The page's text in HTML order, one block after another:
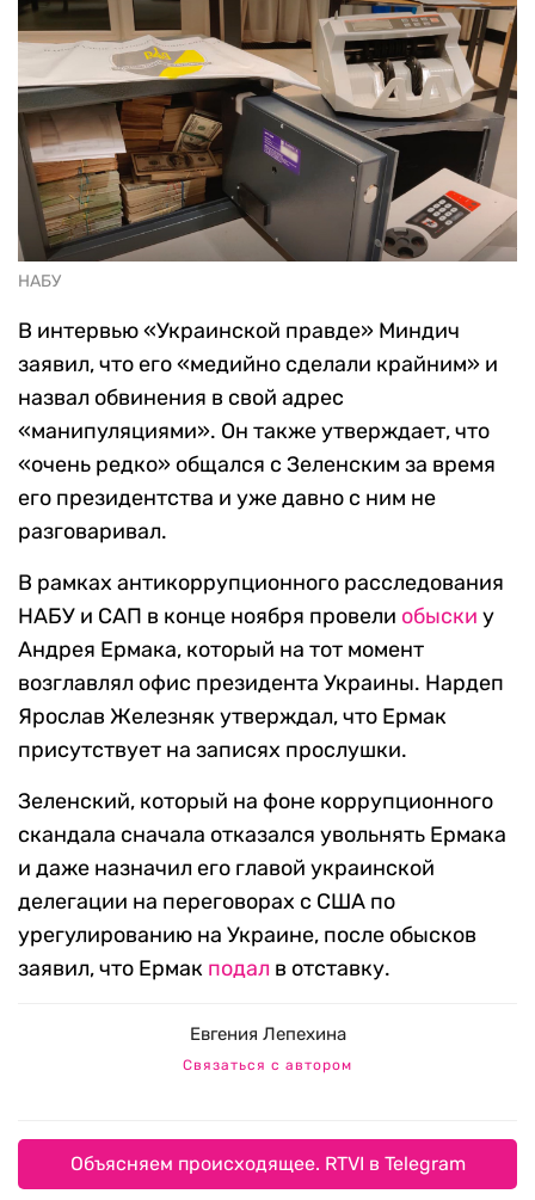
НАБУ
В интервью «Украинской правде» Миндич
заявил, что его «медийно сделали крайним» и
назвал обвинения в свой адрес
«манипуляциями». Он также утверждает, что
«очень редко» общался с Зеленским за время
его президентства и уже давно с ним не
разговаривал.
В рамках антикоррупционного расследования
НАБУ и САП в конце ноября провели обыски у
Андрея Ермака, который на тот момент
возглавлял офис президента Украины. Нардеп
Ярослав Железняк утверждал, что Ермак
присутствует на записях прослушки.
Зеленский, который на фоне коррупционного
скандала сначала отказался увольнять Ермака
и даже назначил его главой украинской
делегации на переговорах с США по
урегулированию на Украине, после обысков
заявил, что Ермак подал в отставку.
Евгения Лепехина
Связаться с автором
Объясняем происходящее. RTVI в Telegram